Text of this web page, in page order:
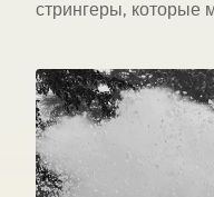
стрингеры, которые